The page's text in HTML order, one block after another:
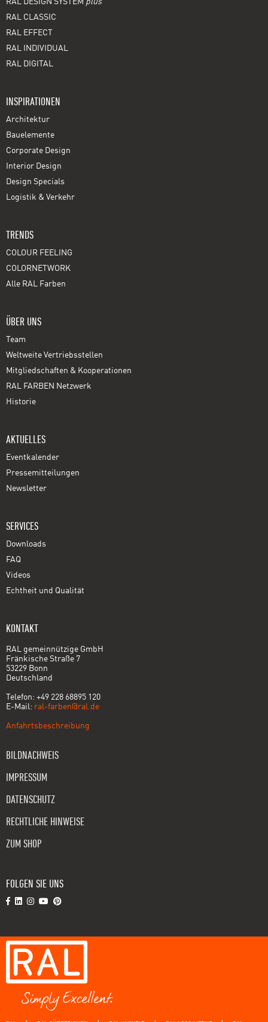
RAL CLASSIC
RAL EFFECT
RAL INDIVIDUAL
RAL DIGITAL
INSPIRATIONEN
Architektur
Bauelemente
Corporate Design
Interior Design
Design Specials
Logistik & Verkehr
TRENDS
COLOUR FEELING
COLORNETWORK
Alle RAL Farben
ÜBER UNS
Team
Weltweite Vertriebsstellen
Mitgliedschaften & Kooperationen
RAL FARBEN Netzwerk
Historie
AKTUELLES
Eventkalender
Pressemitteilungen
Newsletter
SERVICES
Downloads
FAQ
Videos
Echtheit und Qualität
KONTAKT
RAL gemeinnützige GmbH
Fränkische Straße 7
53229 Bonn
Deutschland
Telefon: +49 228 68895 120
E-Mail: ral-farben@ral.de
Anfahrtsbeschreibung
BILDNACHWEIS
IMPRESSUM
DATENSCHUTZ
RECHTLICHE HINWEISE
ZUM SHOP
FOLGEN SIE UNS